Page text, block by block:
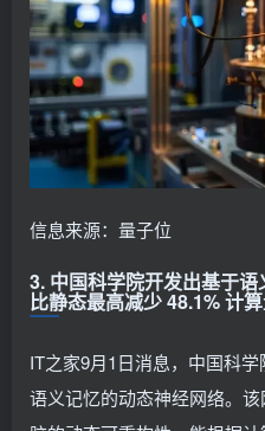
信息来源：量子位
3. 中国科学院开发出基于
比静态最高减少 48.1% 计
IT之家9月1日消息，中国科
语义记忆的动态神经网络。